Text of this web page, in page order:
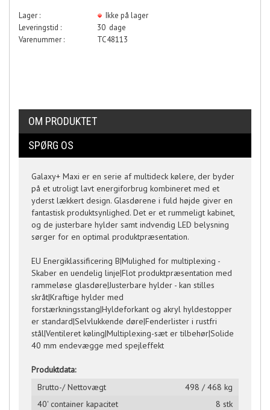
Lager :
Ikke på lager
Leveringstid :
30 dage
Varenummer :
TC48113
OM PRODUKTET
SPØRG OS
Galaxy+ Maxi er en serie af multideck kølere, der byder
på et utroligt lavt energiforbrug kombineret med et
yderst lækkert design. Glasdørene i fuld højde giver en
fantastisk produktsynlighed. Det er et rummeligt kabinet,
og de justerbare hylder samt indvendig LED belysning
sørger for en optimal produktpræsentation.
EU Energiklassificering B|Mulighed for multiplexing -
Skaber en uendelig linje|Flot produktpræsentation med
rammeløse glasdøre|Justerbare hylder - kan stilles
skråt|Kraftige hylder med
forstærkningsstang|Hyldeforkant og akryl hyldestopper
er standard|Selvlukkende døre|Fenderlister i rustfri
stål|Ventileret køling|Multiplexing-sæt er tilbehør|Solide
40 mm endevægge med spejleffekt
Produktdata:
Brutto-/ Nettovægt
498 / 468 kg
40' container kapacitet
8 stk